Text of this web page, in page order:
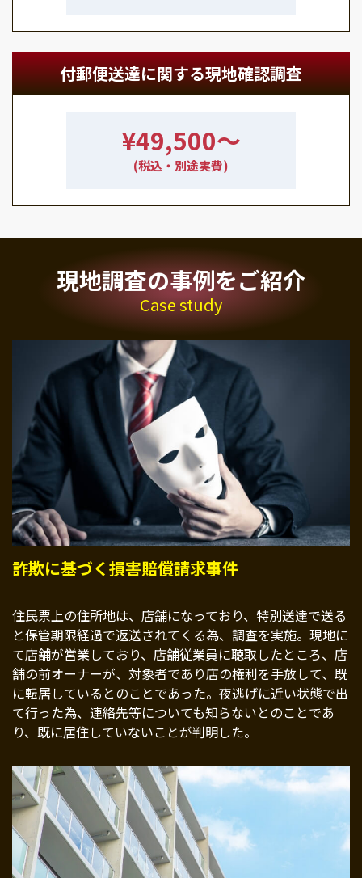
付郵便送達に関する現地確認調査
¥49,500〜
(税込・別途実費)
現地調査の事例をご紹介
Case study
詐欺に基づく損害賠償請求事件
住民票上の住所地は、店舗になっており、特別送達で送る
と保管期限経過で返送されてくる為、調査を実施。現地に
て店舗が営業しており、店舗従業員に聴取したところ、店
舗の前オーナーが、対象者であり店の権利を手放して、既
に転居しているとのことであった。夜逃げに近い状態で出
て行った為、連絡先等についても知らないとのことであ
り、既に居住していないことが判明した。